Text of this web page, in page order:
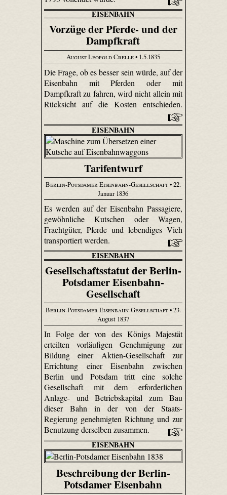
EISENBAHN
Vorzüge der Pferde- und der
Dampfkraft
August Leopold Crelle• 1.5.1835
Die Frage, ob es besser sein würde, auf der
Eisenbahn mit Pferden oder mit
Dampfkraft zu fahren, wird nicht allein mit
Rücksicht auf die Kosten entschieden.
EISENBAHN
Tarifentwurf
Berlin-Potsdamer Eisenbahn-Gesellschaft• 22.
Januar 1836
Es werden auf der Eisenbahn Passagiere,
gewöhnliche Kutschen oder Wagen,
Frachtgüter, Pferde und lebendiges Vieh
transportiert werden.
EISENBAHN
Gesellschaftsstatut der Berlin-
Potsdamer Eisenbahn-
Gesellschaft
Berlin-Potsdamer Eisenbahn-Gesellschaft• 23.
August 1837
In Folge der von des Königs Majestät
erteilten vorläufigen Genehmigung zur
Bildung einer Aktien-Gesellschaft zur
Errichtung einer Eisenbahn zwischen
Berlin und Potsdam tritt eine solche
Gesellschaft mit dem erforderlichen
Anlage- und Betriebskapital zum Bau
dieser Bahn in der von der Staats-
Regierung genehmigten Richtung und zur
Benutzung derselben zusammen.
EISENBAHN
Beschreibung der Berlin-
Potsdamer Eisenbahn